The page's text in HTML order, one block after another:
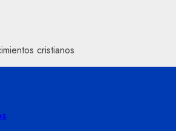
cristianos